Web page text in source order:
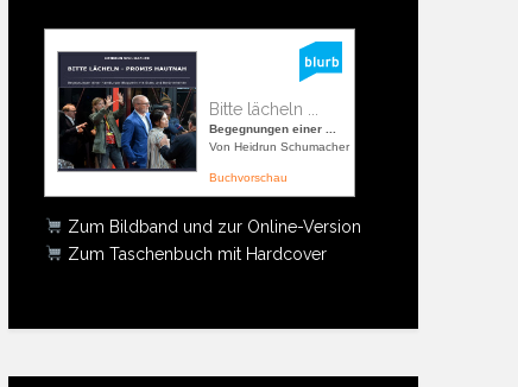
Bitte lächeln ...
Begegnungen einer ...
Von Heidrun Schumacher
Buchvorschau
Zum Bildband und zur Online-Version
Zum Taschenbuch mit Hardcover